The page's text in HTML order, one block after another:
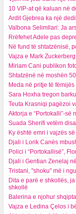
10 VIP-at që kaluan në
Ardit Gjebrea ka një
Valbona Selimllari: Ja
Rrëfehet Adele pas
Në fund të shtatzënisë,
Vajza e Mark
Miriam Cani publikon
Shtatzënë në moshën
Meda në pritje të fëmijës
Sara Hoxha tregon
Teuta Krasniqi pagëzoi
Aktorja e “Portokalli”-së
Suada Sherifi vetëm
Ky është emri i vajzës
Djali i Lorik Canës
Polici i “Portokallisë”,
Djali i Gentian Zenelaj
Tristani, "shoku" më i
Dita e parë e shkollës,
shkollë
Balerina e njohur
Vajza e Ledina Çelos i